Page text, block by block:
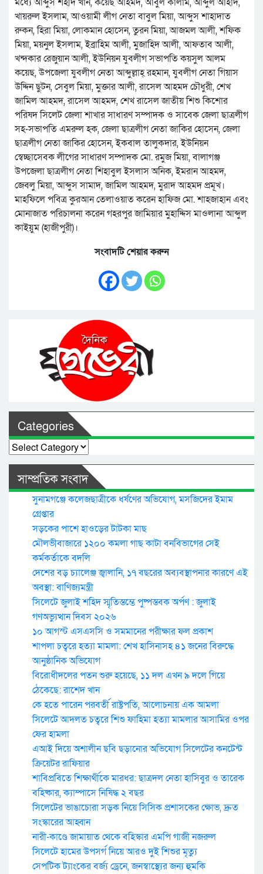
মধ্যে আব্দুস শহীদ খান, কয়েছ আহমদ, আবুল কালাম, আব্দুল আহাদ,
খায়রুল ইসলাম, আওয়ামী লীগ নেতা বাবুল মিয়া, আব্দুস শাহাদাত
রুকন, হিরা মিয়া, লোকমান হোসেন, তুরন মিয়া, আজমল আলী, শফিক
মিয়া, ময়নুল ইসলাম, ইব্রাহিম আলী, মুজাহিদ আলী, আফতাব আলী,
খন্দকার রেজুয়ান আলী, ইউনিয়ন যুবলীগ সভাপতি কয়সুল আলম
কয়েছ, উপজেলা যুবলীগ নেতা আব্দুল্লাহ্ রহমান, যুবলীগ নেতা গিয়াস
উদ্দিন ছুটন, সেবুল মিয়া, মুক্তার আলী, রাসেল আহমদ চৌধুরী, শেখ
জামিল আহমদ, রাসেল আহমদ, শেখ রাসেল জাতীয় শিশু কিশোর
পরিষদ সিলেট জেলা শাখার সাধারণ সম্পাদক ও সাবেক জেলা ছাত্রলীগ
সহ-সভাপতি এমরুল হক, জেলা ছাত্রলীগ নেতা জাকির হোসেন, জেলা
ছাত্রলীগ নেতা জাকির হোসেন, ইকবাল তালুকদার, ইউনিয়ন
স্বেচ্ছাসেবক লীগের সাধারণ সম্পাদক মো. রমুজ মিয়া, বালাগঞ্জ
উপজেলা ছাত্রলীগ নেতা শিহাবুল ইসলাস অনিক, ইমরান আহমদ,
জেবলু মিয়া, আব্দুস সামাদ, জামিল আহমদ, মুরাদ আহমদ প্রমূখ।
মাহফিলে পবিত্র কুরআন তেলাওয়াত করেন হাফিজ মো. শাহজাহান এবং
মোনাজাত পরিচালনা করেন গহরপুর জামিয়ার মুহাদ্দিস মাওলানা আব্দুল
কাইয়ুম (হাজীপুরী)।
সংবাদটি শেয়ার করুন
Categories
Categories
সাম্প্রতিক সংবাদ
সুনামগঞ্জে কলেজছাত্রীকে ধর্ষণের অভিযোগ, মসজিদের ইমাম
গ্রেপ্তার
সড়কের পাশে হাওড়ের টাটকা মাছ
মৌলভীবাজারে ১২০০ কমলা গাছ কাটা বনবিভাগের সেই
কর্মকর্তাকে বদলি
দেশের বড় চ্যালেঞ্জ জ্বালানি, ১৭ বছরের অব্যবস্থাপনার কারণে এই
অবস্থা: বাণিজ্যমন্ত্রী
সিলেটে জুলাই শহিদ স্মৃতিস্তম্ভে পুষ্পস্তবক অর্পণ : জুলাই
গণঅভ্যুত্থান দিবস ২০২৬
১০ আগস্ট এসএসসি ও সমমানের পরীক্ষার ফল প্রকাশ
শাপলা চত্বরে হত্যা মামলা: শেখ হাসিনাসহ ৪১ জনের বিরুদ্ধে
আনুষ্ঠানিক অভিযোগ
বিরোধীদলের পতন শুরু হয়েছে, ১১ দল এখন ৯ দলে গিয়ে
ঠেকেছে: রাশেদ খান
কে হতে পারেন পরবর্তী রাষ্ট্রপতি, আলোচনায় এক আমলা
সিলেটে আদলত চত্বরে শিশু ফাহিমা হত্যা মামলার আসামির ওপর
ফের হামলা
এআই দিয়ে অশালীন ছবি ছড়ানোর অভিযোগ সিলেটের কনটেন্ট
ক্রিয়েটর রাফিয়ার
শাবিপ্রবিতে শিক্ষার্থীকে মারধর: ছাত্রদল নেতা হাসিবুর ও তারেক
বহিষ্কার, ক্যাম্পাসে নিষিদ্ধ ২ বছর
সিলেটের ভাঙাচোরা সড়ক নিয়ে সিসিক প্রশাসকের ক্ষোভ, দ্রুত
সংস্কারের আহ্বান
নারী-কাণ্ডে জামায়াত থেকে বহিস্কার এমপি গাজী নজরুল
সিলেটে হামের উপসর্গ নিয়ে আরও দুই শিশুর মৃত্যু
সেপটিক ট্যাংকের বর্জ্য ড্রেনে, জনস্বাস্থ্যের জন্য হুমকি